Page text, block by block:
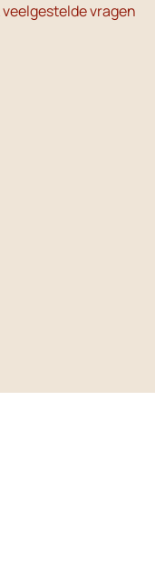
vragen